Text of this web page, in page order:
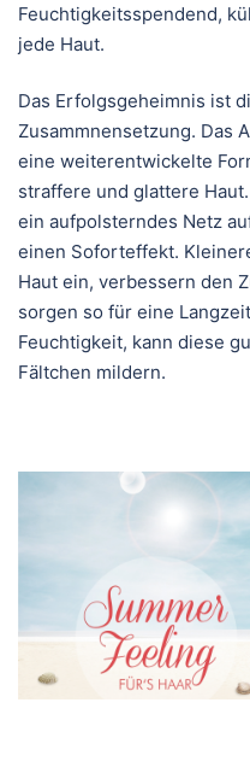
Feuchtigkeitsspendend,
jede Haut.
Das Erfolgsgeheimnis ist
Zusammnensetzung. Das
eine weiterentwickelte
straffere und glattere
ein aufpolsterndes Netz
einen Soforteffekt.
Haut ein, verbessern den
sorgen so für eine
Feuchtigkeit, kann diese
Fältchen mildern.